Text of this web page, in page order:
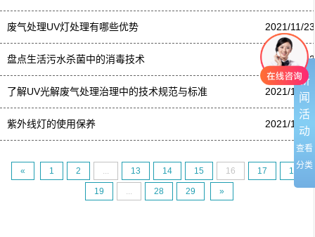
新
闻
活
动
查看
分类
废气处理UV灯处理有哪些优势 2021/11/23
盘点生活污水杀菌中的消毒技术 2021/11/23
了解UV光解废气处理治理中的技术规范与标准 2021/11/23
紫外线灯的使用保养 2021/11/23
« 1 2 13 14 15 16 17 18
19 28 29 »